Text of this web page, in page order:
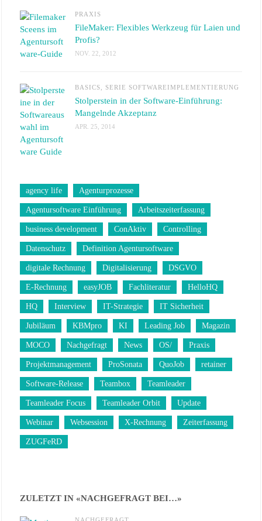
PRAXIS
FileMaker: Flexibles Werkzeug für Laien und
Profis?
NOV. 22, 2012
BASICS SERIE SOFTWAREIMPLEMENTIERUNG
Stolperstein in der Software-Einführung:
Mangelnde Akzeptanz
APR. 25, 2014
agency life Agenturprozesse
Agentursoftware Einführung Arbeitszeiterfassung
business development ConAktiv Controlling
Datenschutz Definition Agentursoftware
digitale Rechnung Digitalisierung DSGVO
E-Rechnung easyJOB Fachliteratur HelloHQ
HQ Interview IT-Strategie IT Sicherheit
Jubiläum KBMpro KI Leading Job Magazin
MOCO Nachgefragt News OS/ Praxis
Projektmanagement ProSonata QuoJob retainer
Software-Release Teambox Teamleader
Teamleader Focus Teamleader Orbit Update
Webinar Websession X-Rechnung Zeiterfassung
ZUGFeRD
ZULETZT IN «NACHGEFRAGT BEI…»